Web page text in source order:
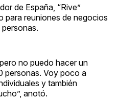
de España, “Rive”
para reuniones de negocios
no puedo hacer un
personas. Voy poco a
y también
anotó.